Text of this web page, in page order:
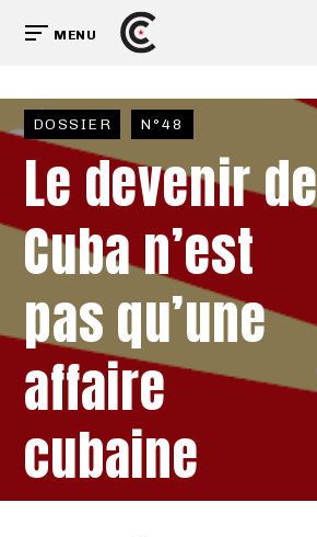
MENU
DOSSIER N°48
Le devenir de
Cuba n’est
pas qu’une
affaire
cubaine